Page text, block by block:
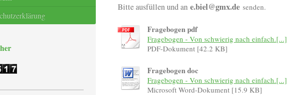
Bitte ausfüllen und an e.biel@gmx.desenden.
Fragebogen pdf
Fragebogen - Von schwierig nach einfach.[...]
PDF-Dokument [42.2 KB]
Fragebogen doc
Fragebogen - Von schwierig nach einfach.[...]
Microsoft Word-Dokument [15.9 KB]